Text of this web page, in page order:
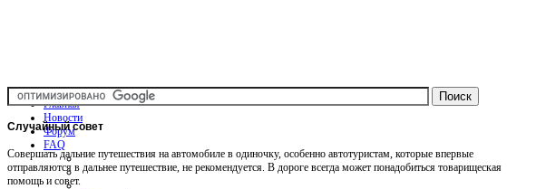
Главная
Новости
Форум
FAQ
Случайныйсовет
Совершать дальние путешествия на автомобиле в одиночку, особенно автотуристам, которые впервые
отправляются в дальнее путешествие, не рекомендуется. В дороге всегда может понадобиться товарищеская
помощь и совет.